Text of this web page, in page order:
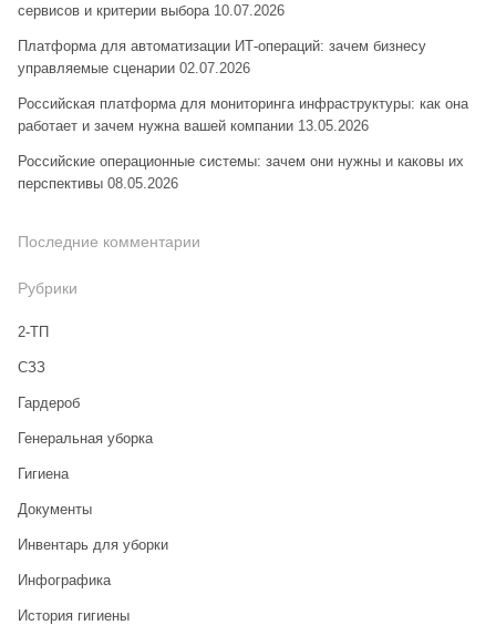
сервисов и критерии выбора 10.07.2026
Платформа для автоматизации ИТ-операций: зачем бизнесу
управляемые сценарии 02.07.2026
Российская платформа для мониторинга инфраструктуры: как она
работает и зачем нужна вашей компании 13.05.2026
Российские операционные системы: зачем они нужны и каковы их
перспективы 08.05.2026
Последние комментарии
Рубрики
2-ТП
CЗЗ
Гардероб
Генеральная уборка
Гигиена
Документы
Инвентарь для уборки
Инфографика
История гигиены